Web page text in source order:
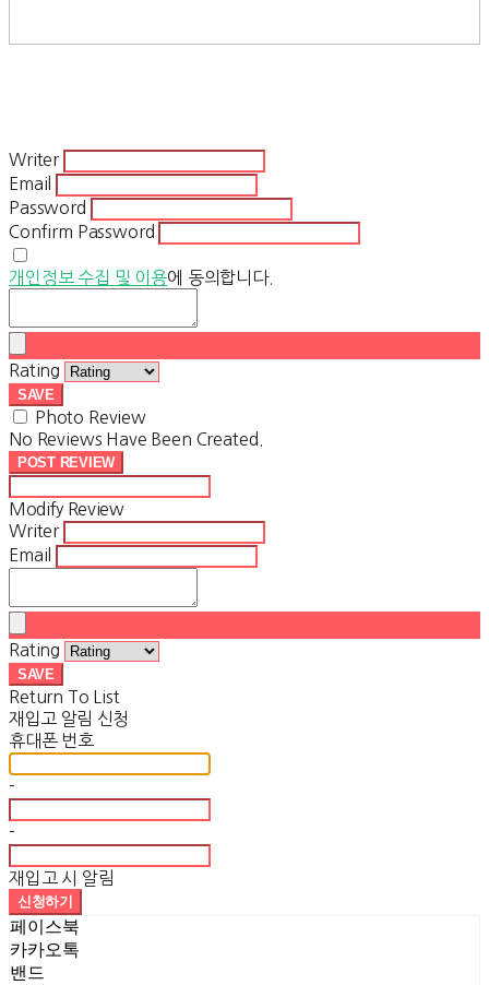
Writer
Email
Password
Confirm Password
개인정보 수집 및 이용에 동의합니다.
Rating
SAVE
Photo Review
No Reviews Have Been Created.
POST REVIEW
Modify Review
Writer
Email
Rating
SAVE
Return To List
재입고 알림 신청
휴대폰 번호
-
-
재입고 시 알림
신청하기
페이스북
카카오톡
밴드